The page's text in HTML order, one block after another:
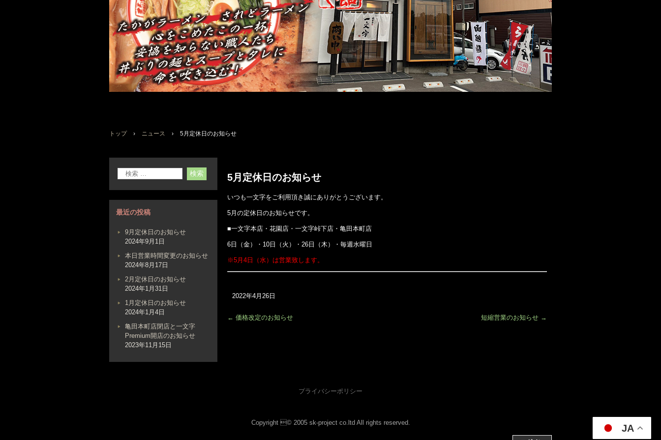
トップ › ニュース › 5月定休日のお知らせ
5月定休日のお知らせ
いつも一文字をご利用頂き誠にありがとうございます。
5月の定休日のお知らせです。
■一文字本店・花園店・一文字峠下店・亀田本町店
6日（金）・10日（火）・26日（木）・毎週水曜日
※5月4日（水）は営業致します。
2022年4月26日
← 価格改定のお知らせ 短縮営業のお知らせ →
最近の投稿
9月定休日のお知らせ
2024年9月1日
本日営業時間変更のお知らせ
2024年8月17日
2月定休日のお知らせ
2024年1月31日
1月定休日のお知らせ
2024年1月4日
亀田本町店閉店と一文字
Premium開店のお知らせ
2023年11月15日
プライバシーポリシー
Copyright © 2005 sk-project co.ltd All rights reserved.
JA